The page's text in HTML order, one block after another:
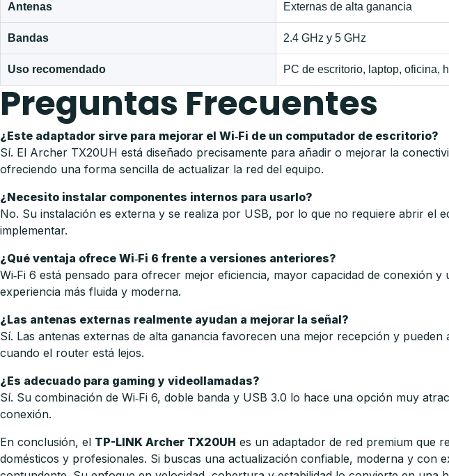
Antenas Externas de alta ganancia
Bandas 2.4 GHz y 5 GHz
Uso recomendado PC de escritorio, laptop, oficina,
Preguntas Frecuentes
¿Este adaptador sirve para mejorar el Wi‑Fi de un computador de escritorio?
Sí. El Archer TX20UH está diseñado precisamente para añadir o mejorar la
ofreciendo una forma sencilla de actualizar la red del equipo.
¿Necesito instalar componentes internos para usarlo?
No. Su instalación es externa y se realiza por USB, por lo que no requiere abrir el
implementar.
¿Qué ventaja ofrece Wi‑Fi 6 frente a versiones anteriores?
Wi‑Fi 6 está pensado para ofrecer mejor eficiencia, mayor capacidad de conexión
experiencia más fluida y moderna.
¿Las antenas externas realmente ayudan a mejorar la señal?
Sí. Las antenas externas de alta ganancia favorecen una mejor recepción y
cuando el router está lejos.
¿Es adecuado para gaming y videollamadas?
Sí. Su combinación de Wi‑Fi 6, doble banda y USB 3.0 lo hace una opción muy
conexión.
En conclusión, el TP-LINK Archer TX20UH es un adaptador de red premium que
domésticos y profesionales. Si buscas una actualización confiable, moderna y